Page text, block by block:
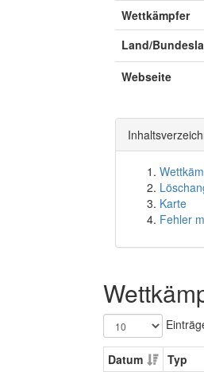
Wettkämpfer
Land/
Webseite
Karte
Fehler
Datum Typ